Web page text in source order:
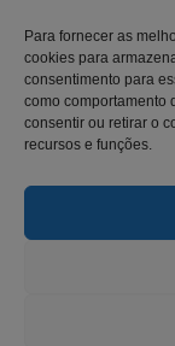
Para fornecer as
cookies para
consentimento para
como comportamento
consentir ou retirar o
recursos e funções.
Canal LGPD e
Contato